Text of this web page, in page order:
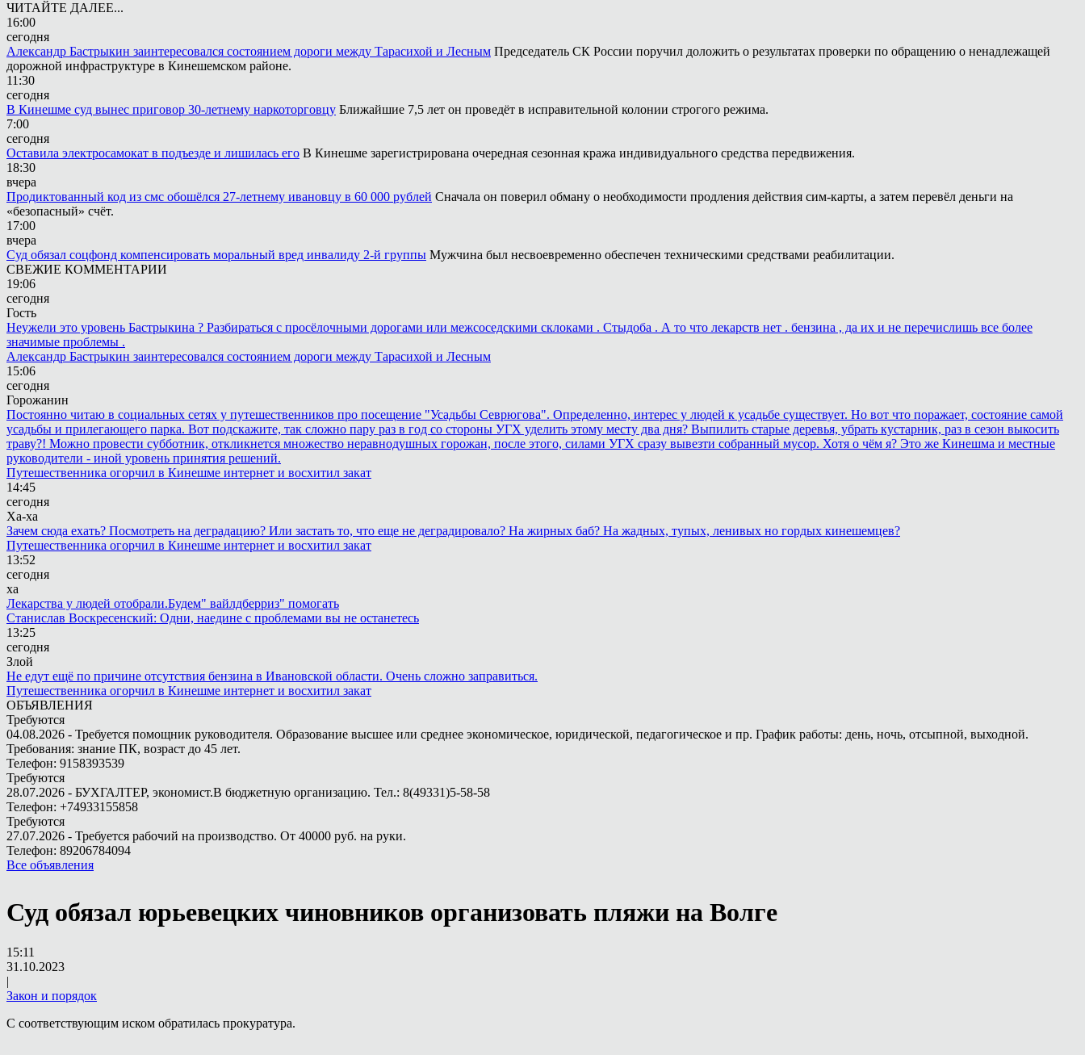
ЧИТАЙТЕ ДАЛЕЕ...
16:00
сегодня
Александр Бастрыкин заинтересовался состоянием дороги между Тарасихой и Лесным Председатель СК России поручил доложить о результатах проверки по обращению о ненадлежащей
дорожной инфраструктуре в Кинешемском районе.
11:30
сегодня
В Кинешме суд вынес приговор 30-летнему наркоторговцу Ближайшие 7,5 лет он проведёт в исправительной колонии строгого режима.
7:00
сегодня
Оставила электросамокат в подъезде и лишилась его В Кинешме зарегистрирована очередная сезонная кража индивидуального средства передвижения.
18:30
вчера
Продиктованный код из смс обошёлся 27-летнему ивановцу в 60 000 рублей Сначала он поверил обману о необходимости продления действия сим-карты, а затем перевёл деньги на
«безопасный» счёт.
17:00
вчера
Суд обязал соцфонд компенсировать моральный вред инвалиду 2-й группы Мужчина был несвоевременно обеспечен техническими средствами реабилитации.
СВЕЖИЕ КОММЕНТАРИИ
19:06
сегодня
Гость
Неужели это уровень Бастрыкина ? Разбираться с просёлочными дорогами или межсоседскими склоками . Стыдоба . А то что лекарств нет . бензина , да их и не перечислишь все более
значимые проблемы .
Александр Бастрыкин заинтересовался состоянием дороги между Тарасихой и Лесным
15:06
сегодня
Горожанин
Постоянно читаю в социальных сетях у путешественников про посещение "Усадьбы Севрюгова". Определенно, интерес у людей к усадьбе существует. Но вот что поражает, состояние самой
усадьбы и прилегающего парка. Вот подскажите, так сложно пару раз в год со стороны УГХ уделить этому месту два дня? Выпилить старые деревья, убрать кустарник, раз в сезон выкосить
траву?! Можно провести субботник, откликнется множество неравнодушных горожан, после этого, силами УГХ сразу вывезти собранный мусор. Хотя о чём я? Это же Кинешма и местные
руководители - иной уровень принятия решений.
Путешественника огорчил в Кинешме интернет и восхитил закат
14:45
сегодня
Ха-ха
Зачем сюда ехать? Посмотреть на деградацию? Или застать то, что еще не деградировало? На жирных баб? На жадных, тупых, ленивых но гордых кинешемцев?
Путешественника огорчил в Кинешме интернет и восхитил закат
13:52
сегодня
ха
Лекарства у людей отобрали.Будем" вайлдберриз" помогать
Станислав Воскресенский: Одни, наедине с проблемами вы не останетесь
13:25
сегодня
Злой
Не едут ещё по причине отсутствия бензина в Ивановской области. Очень сложно заправиться.
Путешественника огорчил в Кинешме интернет и восхитил закат
ОБЪЯВЛЕНИЯ
Требуются
04.08.2026 - Требуется помощник руководителя. Образование высшее или среднее экономическое, юридической, педагогическое и пр. График работы: день, ночь, отсыпной, выходной.
Требования: знание ПК, возраст до 45 лет.
Телефон: 9158393539
Требуются
28.07.2026 - БУХГАЛТЕР, экономист.В бюджетную организацию. Тел.: 8(49331)5-58-58
Телефон: +74933155858
Требуются
27.07.2026 - Требуется рабочий на производство. От 40000 руб. на руки.
Телефон: 89206784094
Все объявления
Суд обязал юрьевецких чиновников организовать пляжи на Волге
15:11
31.10.2023
|
Закон и порядок
С соответствующим иском обратилась прокуратура.